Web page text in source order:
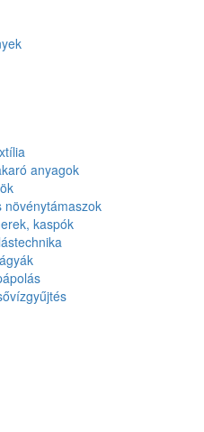
anyagok
növénytámaszok
kaspók